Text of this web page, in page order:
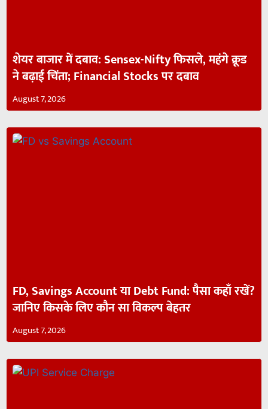
शेयर बाजार में दबाव: Sensex-Nifty फिसले, महंगे क्रूड
ने बढ़ाई चिंता; Financial Stocks पर दबाव
August 7, 2026
FD, Savings Account या Debt Fund: पैसा कहाँ रखें?
जानिए किसके लिए कौन सा विकल्प बेहतर
August 7, 2026